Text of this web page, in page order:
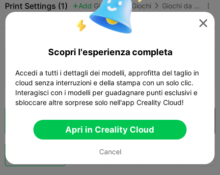
Print Settings (1)  Add Giocattoli e Giochi  Giochi da tavolo e di carte 
K2 Plus K2 Pro
0.2mm layer, 2 walls, 15% infill
 01h 45m  1 plates  63.59g
Cloud Slice Apri in Creality Cloud
203

Scopri l'esperienza completa
Accedi a tutti i dettagli dei modelli, approfitta del taglio in
cloud senza interruzioni e della stampa con un solo clic.
Interagisci con i modelli per guadagnare punti esclusivi e
sbloccare altre sorprese solo nell'app Creality Cloud!
Apri in Creality Cloud
Cancel